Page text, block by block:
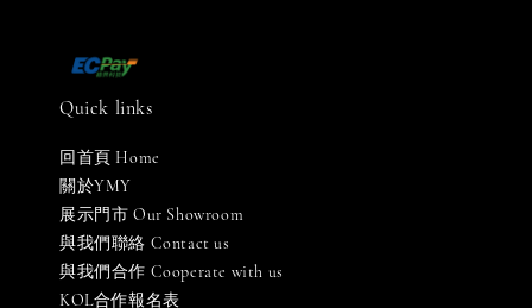
Quick links
回首頁 Home
關於YMY
展示門市 Our Showroom
與我們聯絡 Contact us
與我們合作 Cooperate with us
KOL合作報名表